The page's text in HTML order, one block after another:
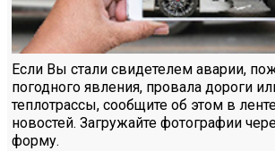
Если Вы стали свидетелем аварии,
погодного явления, провала дороги
теплотрассы, сообщите об этом в
новостей. Загружайте фотографии
форму.